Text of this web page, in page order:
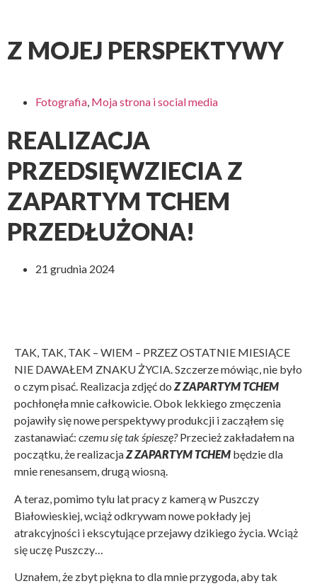
Z MOJEJ PERSPEKTYWY
Fotografia, Moja strona i social media
REALIZACJA
PRZEDSIĘWZIECIA Z
ZAPARTYM TCHEM
PRZEDŁUŻONA!
21 grudnia 2024
TAK, TAK, TAK – WIEM – PRZEZ OSTATNIE MIESIĄCE
NIE DAWAŁEM ZNAKU ŻYCIA. Szczerze mówiąc, nie było
o czym pisać. Realizacja zdjęć do Z ZAPARTYM TCHEM
pochłonęła mnie całkowicie. Obok lekkiego zmęczenia
pojawiły się nowe perspektywy produkcji i zacząłem się
zastanawiać: czemu się tak śpieszę?Przecież zakładałem na
początku, że realizacjaZ ZAPARTYM TCHEM będzie dla
mnie renesansem, drugą wiosną.
A teraz, pomimo tylu lat pracy z kamerą w Puszczy
Białowieskiej, wciąż odkrywam nowe pokłady jej
atrakcyjności i ekscytujące przejawy dzikiego życia. Wciąż
się uczę Puszczy…
Uznałem, że zbyt piękna to dla mnie przygoda, aby tak